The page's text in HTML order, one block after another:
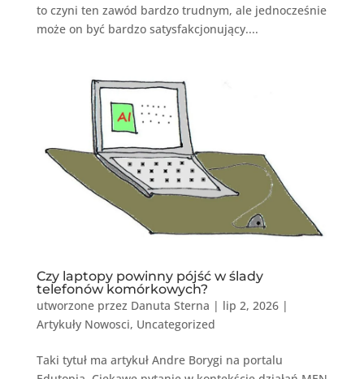
to czyni ten zawód bardzo trudnym, ale jednocześnie
może on być bardzo satysfakcjonujący....
Czy laptopy powinny pójść w ślady
telefonów komórkowych?
utworzone przez Danuta Sterna | lip 2, 2026|
Artykuły Nowosci, Uncategorized
Taki tytuł ma artykuł Andre Borygi na portalu